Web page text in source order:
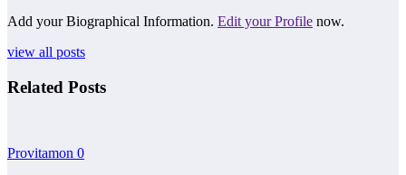
Add your Biographical Information. Edit your Profile now.
view all posts
Related Posts
Provitamon 0